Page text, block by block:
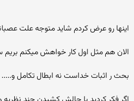
اینها رو عرض کردم شاید متوجه علت
الان هم مثل اول کار خواهش میکنم
بحث ر اثبات خداست نه ابطال تکامل و.....